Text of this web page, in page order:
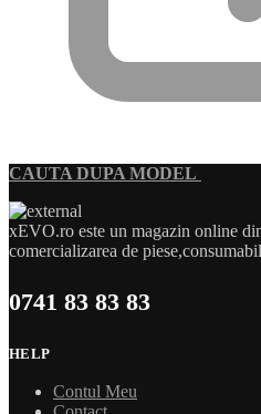
CAUTA DUPA MODEL
xEVO.ro este un magazin online
comercializarea de
0741 83 83 83
HELP
Contul Meu